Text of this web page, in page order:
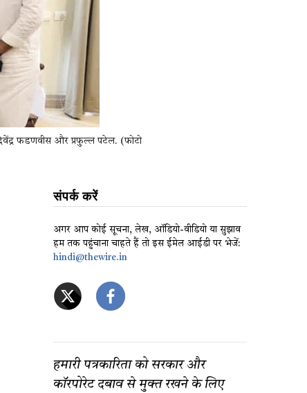
देवेंद्र फडणवीस और प्रफुल्ल पटेल. (फोटो
संपर्क करें
अगर आप कोई सूचना, लेख, ऑडियो-वीडियो या सुझाव
हम तक पहुंचाना चाहते हैं तो इस ईमेल आईडी पर भेजें:
hindi@thewire.in
हमारी पत्रकारिता को सरकार और
कॉरपोरेट दबाव से मुक्त रखने के लिए